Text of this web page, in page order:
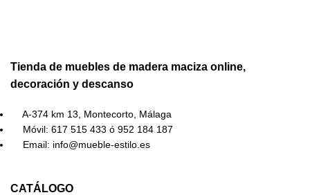
Tienda de muebles de madera maciza online,
decoración y descanso
A-374 km 13, Montecorto, Málaga
Móvil: 617 515 433 ó 952 184 187
Email: info@mueble-estilo.es
CATÁLOGO